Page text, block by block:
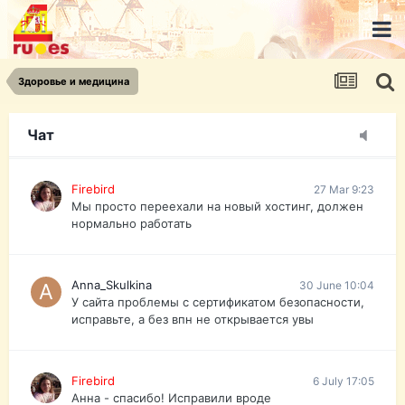
Здоровье и медицина
Чат
urist.dokument@gmail.com
https://pasport-ua.com/
Телеграмм @uristpassua
Firebird
Друзья - из России без VPN сайт и форум
Firebird 27 Mar 9:23
Мы просто переехали на новый хостинг, должен
нормально работать
Anna_Skulkina 30 June 10:04
У сайта проблемы с сертификатом безопасности,
исправьте, а без впн не открывается увы
Firebird 6 July 17:05
Анна - спасибо! Исправили вроде